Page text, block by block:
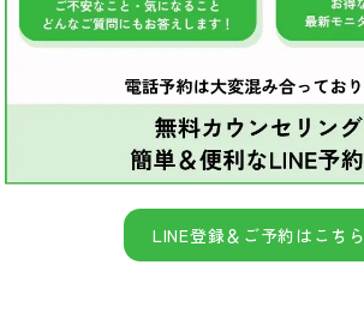
LINE登録＆ご予約はこちら